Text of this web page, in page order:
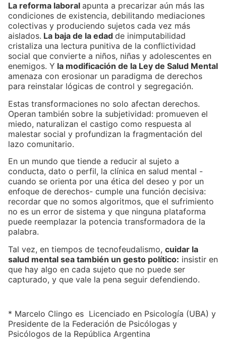
La reforma laboral apunta a precarizar aún más las
condiciones de existencia, debilitando mediaciones
colectivas y produciendo sujetos cada vez más
aislados. La baja de la edad de inimputabilidad
cristaliza una lectura punitiva de la conflictividad
social que convierte a niños, niñas y adolescentes en
enemigos. Y la modificación de la Ley de Salud Mental
amenaza con erosionar un paradigma de derechos
para reinstalar lógicas de control y segregación.
Estas transformaciones no solo afectan derechos.
Operan también sobre la subjetividad: promueven el
miedo, naturalizan el castigo como respuesta al
malestar social y profundizan la fragmentación del
lazo comunitario.
En un mundo que tiende a reducir al sujeto a
conducta, dato o perfil, la clínica en salud mental -
cuando se orienta por una ética del deseo y por un
enfoque de derechos- cumple una función decisiva:
recordar que no somos algoritmos, que el sufrimiento
no es un error de sistema y que ninguna plataforma
puede reemplazar la potencia transformadora de la
palabra.
Tal vez, en tiempos de tecnofeudalismo, cuidar la
salud mental sea también un gesto político: insistir en
que hay algo en cada sujeto que no puede ser
capturado, y que vale la pena seguir defendiendo.
* Marcelo Clingo es Licenciado en Psicología (UBA) y
Presidente de la Federación de Psicólogas y
Psicólogos de la República Argentina